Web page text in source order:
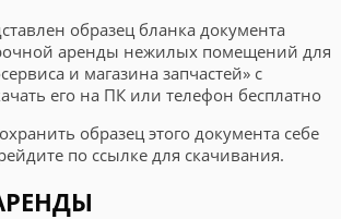
образец бланка документа
аренды нежилых помещений для
и магазина запчастей» с
его на ПК или телефон бесплатно
образец этого документа себе
по ссылке для скачивания.